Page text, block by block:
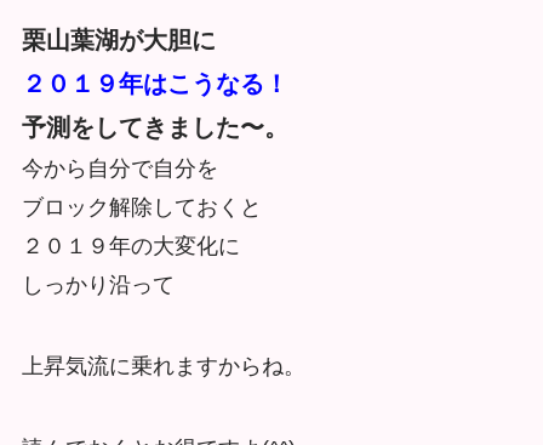
栗山葉湖が大胆に
２０１９年はこうなる！
予測をしてきました〜。
今から自分で自分を
ブロック解除しておくと
２０１９年の大変化に
しっかり沿って
上昇気流に乗れますからね。